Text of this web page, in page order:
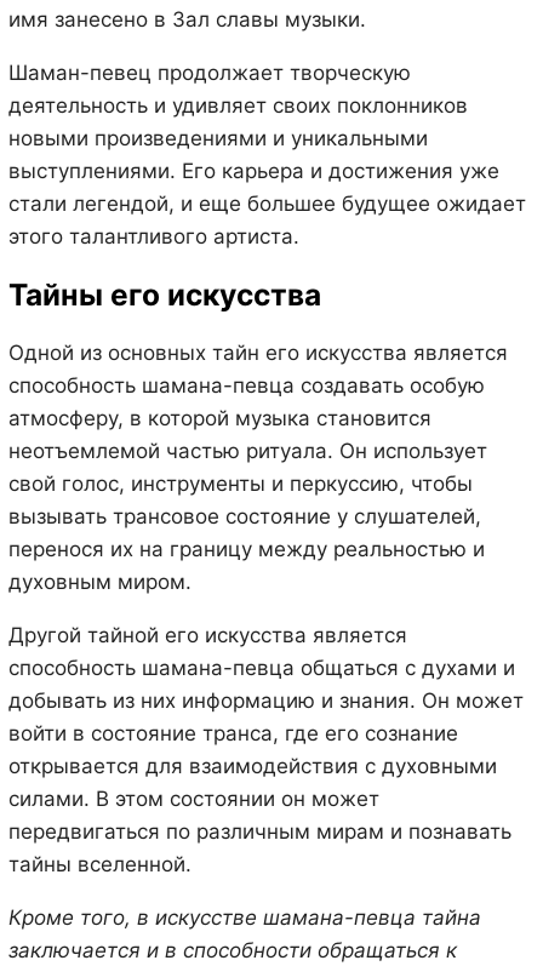
имя занесено в Зал славы музыки.
Шаман-певец продолжает творческую
деятельность и удивляет своих поклонников
новыми произведениями и уникальными
выступлениями. Его карьера и достижения уже
стали легендой, и еще большее будущее ожидает
этого талантливого артиста.
Тайны его искусства
Одной из основных тайн его искусства является
способность шамана-певца создавать особую
атмосферу, в которой музыка становится
неотъемлемой частью ритуала. Он использует
свой голос, инструменты и перкуссию, чтобы
вызывать трансовое состояние у слушателей,
перенося их на границу между реальностью и
духовным миром.
Другой тайной его искусства является
способность шамана-певца общаться с духами и
добывать из них информацию и знания. Он может
войти в состояние транса, где его сознание
открывается для взаимодействия с духовными
силами. В этом состоянии он может
передвигаться по различным мирам и познавать
тайны вселенной.
Кроме того, в искусстве шамана-певца тайна
заключается и в способности обращаться к